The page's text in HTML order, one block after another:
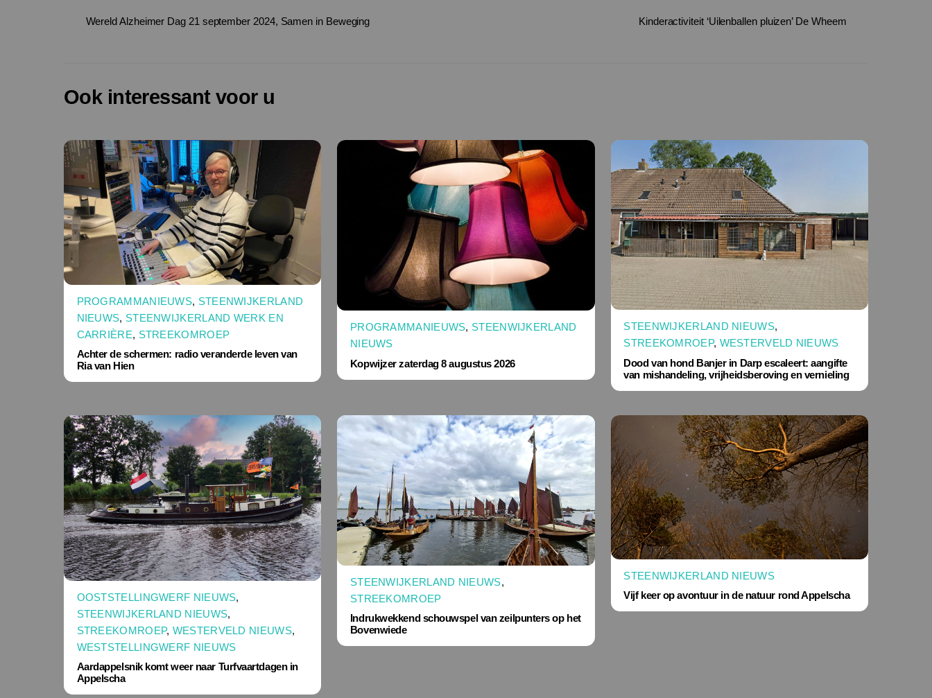
Wereld Alzheimer Dag 21 september 2024, Samen in Beweging Kinderactiviteit ‘Uilenballen pluizen’ De Wheem
Ook interessant voor u
PROGRAMMANIEUWS, STEENWIJKERLAND
NIEUWS, STEENWIJKERLAND WERK EN
CARRIÈRE, STREEKOMROEP
Achter de schermen: radio veranderde leven van
Ria van Hien
PROGRAMMANIEUWS, STEENWIJKERLAND
NIEUWS
Kopwijzer zaterdag 8 augustus 2026
STEENWIJKERLAND NIEUWS,
STREEKOMROEP, WESTERVELD NIEUWS
Dood van hond Banjer in Darp escaleert: aangifte
van mishandeling, vrijheidsberoving en vernieling
OOSTSTELLINGWERF NIEUWS,
STEENWIJKERLAND NIEUWS,
STREEKOMROEP, WESTERVELD NIEUWS,
WESTSTELLINGWERF NIEUWS
Aardappelsnik komt weer naar Turfvaartdagen in
Appelscha
STEENWIJKERLAND NIEUWS,
STREEKOMROEP
Indrukwekkend schouwspel van zeilpunters op het
Bovenwiede
STEENWIJKERLAND NIEUWS
Vijf keer op avontuur in de natuur rond Appelscha